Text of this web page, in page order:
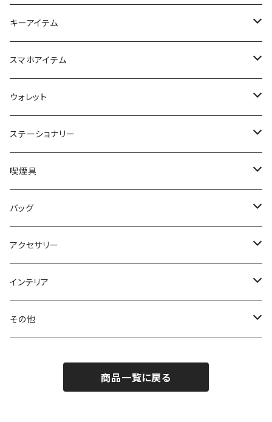
名刺入れ
キーアイテム
キーケース
キーリング
キーカバー
スマホアイテム
スマホポーチ
ウォレット
ロングウォレット
ミドルウォレット
ハーフウォレット
コインケース
ステーショナリー
システム手帳
ペンケース
喫煙具
シャグポーチ
携帯灰皿
バッグ
ウエストバッグ
アクセサリー
ヘアアクセサリー
ブレスレット
インテリア
リース
その他
商品一覧に戻る